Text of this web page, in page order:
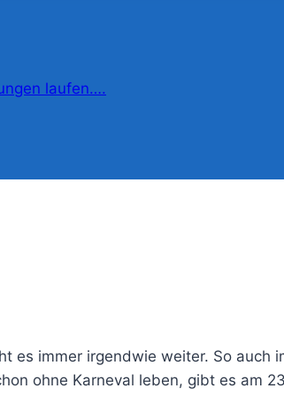
laufen….
es immer irgendwie weiter. So auch
ohne Karneval leben, gibt es am